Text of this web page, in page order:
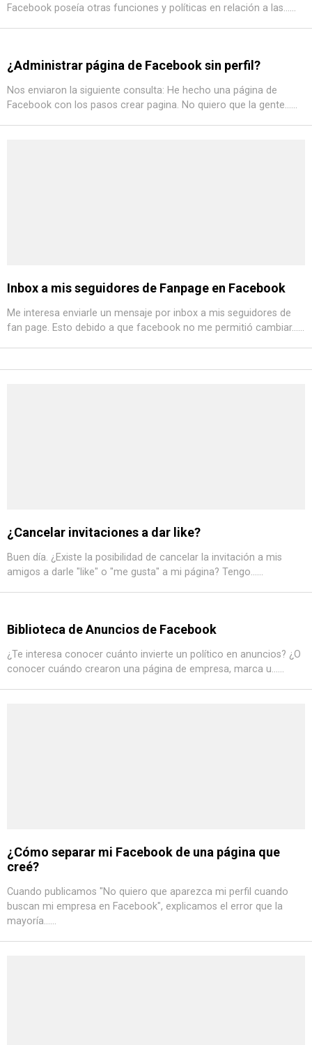
Facebook poseía otras funciones y políticas en relación a las......
¿Administrar página de Facebook sin perfil?
Nos enviaron la siguiente consulta: He hecho una página de
Facebook con los pasos crear pagina. No quiero que la gente......
Inbox a mis seguidores de Fanpage en Facebook
Me interesa enviarle un mensaje por inbox a mis seguidores de
fan page. Esto debido a que facebook no me permitió cambiar......
¿Cancelar invitaciones a dar like?
Buen día. ¿Existe la posibilidad de cancelar la invitación a mis
amigos a darle "like" o "me gusta" a mi página? Tengo......
Biblioteca de Anuncios de Facebook
¿Te interesa conocer cuánto invierte un político en anuncios? ¿O
conocer cuándo crearon una página de empresa, marca u......
¿Cómo separar mi Facebook de una página que
creé?
Cuando publicamos "No quiero que aparezca mi perfil cuando
buscan mi empresa en Facebook", explicamos el error que la
mayoría......